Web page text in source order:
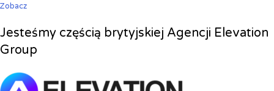
Zobacz
Jesteśmy częścią brytyjskiej Agencji Elevation
Group